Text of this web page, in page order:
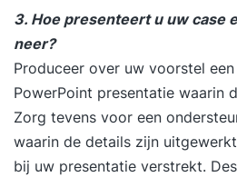
3. Hoe presenteert u uw case
neer?
Produceer over uw voorstel
PowerPoint presentatie waarin
Zorg tevens voor een
waarin de details zijn
bij uw presentatie verstrekt.